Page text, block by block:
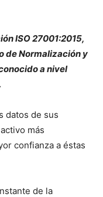
ISO 27001:2015,
de Normalización y
a nivel
datos de sus
más
confianza a éstas
de la